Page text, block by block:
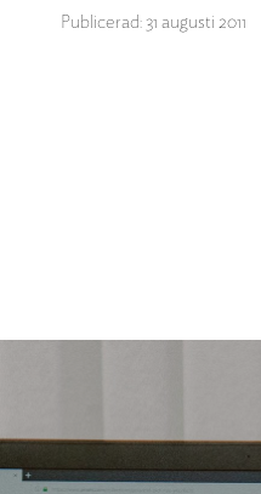
Publicerad: 31 augusti 2011